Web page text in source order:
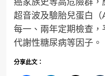
超音波及驗胎兒蛋白
每一、兩年定期檢查，
代謝性糖尿病等因子。
分享此文：